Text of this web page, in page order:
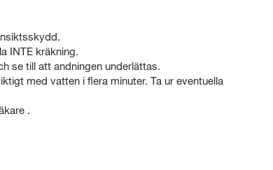
INTE kräkning.
se till att andningen underlättas.
med vatten i flera minuter. Ta ur eventuella
.